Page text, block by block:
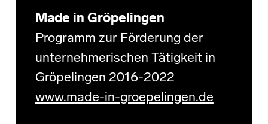
Made in Gröpelingen
Programm zur Förderung der
unternehmerischen Tätigkeit in
Gröpelingen 2016-2022
www.made-in-groepelingen.de